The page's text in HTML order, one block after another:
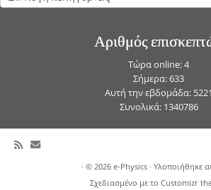
Αριθμός
Τώρα online: 4
Σήμερα: 633
Αυτή την εβδομάδα: 5221
Συνολικά: 1340786
· © 2026 e-Physics · Υλοποιήθηκε
Σχεδιασμένο με το Customizr